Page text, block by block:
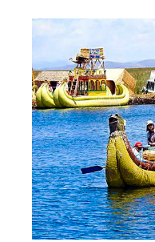
אמריקהלחצו לרשימת
לחצו לרשימת היעדים »
לרשימת היעדים »